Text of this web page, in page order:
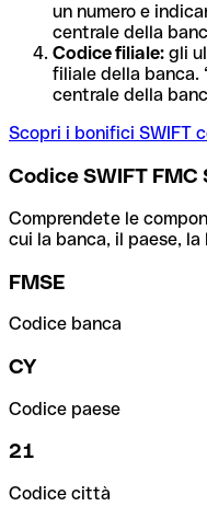
un numero e
centrale della
Codice filiale: gli
filiale della banca.
centrale della
Scopri i bonifici SWIFT
Codice SWIFT FMC
Comprendete le
cui la banca, il paese,
FMSE
Codice banca
CY
Codice paese
21
Codice città